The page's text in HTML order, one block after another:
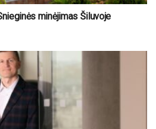
minėjimas Šiluvoje